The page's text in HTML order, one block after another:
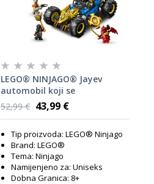
LEGO® NINJAGO® Jayev
automobil koji se
transformira 71856
52,99 € 43,99 €
Tip proizvoda: LEGO® Ninjago
Brand: LEGO®
Tema: Ninjago
Namijenjeno za: Uniseks
Dobna Granica: 8+